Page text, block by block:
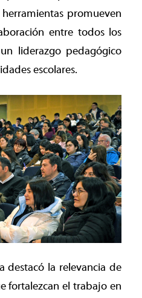
promueven
entre todos los
liderazgo pedagógico
escolares.
destacó la relevancia de
fortalezcan el trabajo en